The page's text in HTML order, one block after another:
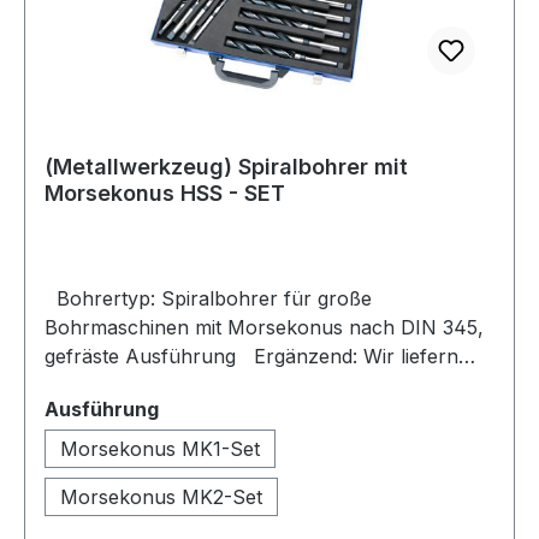
(Metallwerkzeug) Spiralbohrer mit
Morsekonus HSS - SET
Bohrmaschinen mit Morsekonus nach DIN 345,
gefräste Ausführung Ergänzend: Wir liefern
Abmessungen 10,00 mm bis 75,00 mm. Auch als
HSS-E oder lange Ausführungen. Bitte fragen
Sie hier direkt bei uns an Industrie
Bohrwerkzeuge im Set : Spiralbohrer mit
Ausführungauswählen
Morsekonus MK1-Set
Morsekonus MK2-Set